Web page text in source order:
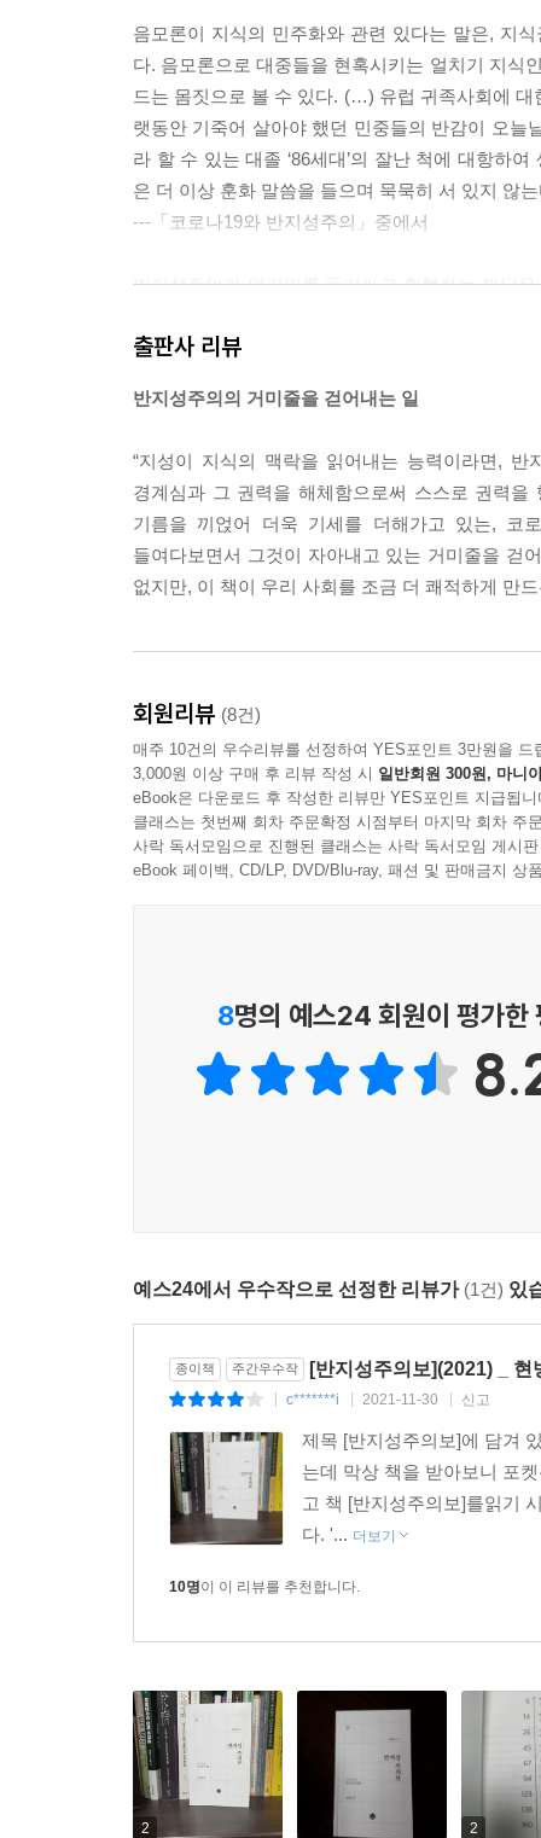
음모론이 지식의 민주화와 관련 있다는 말은, 지
다. 음모론으로 대중들을 현혹시키는 얼치기 지식
드는 몸짓으로 볼 수 있다. (…) 유럽 귀족사회에
랫동안 기죽어 살아야 했던 민중들의 반감이 오늘
라 할 수 있는 대졸 ‘86세대’의 잘난 척에 대항하
은 더 이상 훈화 말씀을 들으며 묵묵히 서 있지 않
---「코로나19와 반지성주의」중에서
반지성주의가 먹거리를 둘러싸고 횡행하는 까닭
에게는 좋은 먹잇감으로 비치는 것이리라. 방송이
---「먹거리와 반지성주의」중에서
식품 전문가들은 아기에게는 유기농 채소보다
가 복통이나 설사를 일으키는 경우가 종종 있기
은 녹색을 띠는 채소의 경우 초산성질소가 많다
작물이 더 맛있고 싱싱하지만 더 안전하지는 않은
---「천연 주의보」중에서
할 수도 있다. 교육은 그런 동료를 만날 수 있게
넘어갈 상황에서도 그들이 붙들어준다.
---「사기꾼 감별법」중에서
수련단체들이 깨달음을 미끼로 수련생들을 옭아
를 완곡하게 표현하지만, 사실상 영적 계급화나
---「도통과 소통 사이」중에서
출판사 리뷰
반지성주의의 거미줄을 걷어내는 일
“지성이 지식의 맥락을 읽어내는 능력이라면,
경계심과 그 권력을 해체함으로써 스스로 권력
기름을 끼얹어 더욱 기세를 더해가고 있는, 코
들여다보면서 그것이 자아내고 있는 거미줄을 걷
없지만, 이 책이 우리 사회를 조금 더 쾌적하게 만
회원리뷰 (8건)
매주 10건의 우수리뷰를 선정하여 YES포인트 3만원을 드
3,000원 이상 구매 후 리뷰 작성 시 일반회원 300원, 마니
eBook은 다운로드 후 작성한 리뷰만 YES포인트 지급됩니
클래스는 첫번째 회차 주문확정 시점부터 마지막 회차 주
사락 독서모임으로 진행된 클래스는 사락 독서모임 게시
eBook 페이백, CD/LP, DVD/Blu-ray, 패션 및 판매금지 상
8명의 예스24 회원이 평가한
예스24에서 우수작으로 선정한 리뷰가 (1건) 있
종이책 주간우수작 [반지성주의보](2021) _ 현
c*******i 2021-11-30 신고
제목 [반지성주의보]에 담겨
는데 막상 책을 받아보니 포
고 책 [반지성주의보]를읽기
다. '... 더보기
10명이 이 리뷰를 추천합니다.
2 2